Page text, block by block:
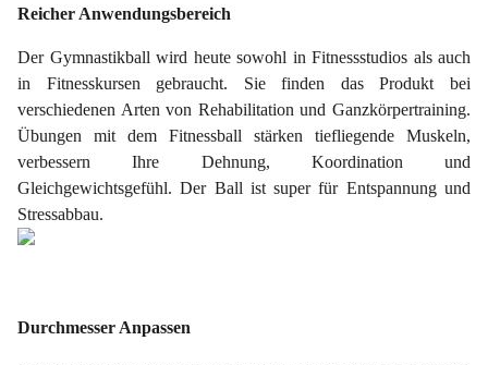
Reicher Anwendungsbereich
Der Gymnastikball wird heute sowohl in Fitnessstudios als auch
in Fitnesskursen gebraucht. Sie finden das Produkt bei
verschiedenen Arten von Rehabilitation und Ganzkörpertraining.
Übungen mit dem Fitnessball stärken tiefliegende Muskeln,
verbessern Ihre Dehnung, Koordination und
Gleichgewichtsgefühl. Der Ball ist super für Entspannung und
Stressabbau.
Durchmesser Anpassen